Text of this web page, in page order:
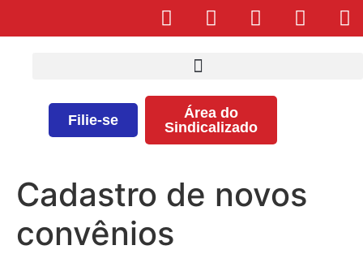
Filie-se
Área do
Sindicalizado
Cadastro de novos
convênios